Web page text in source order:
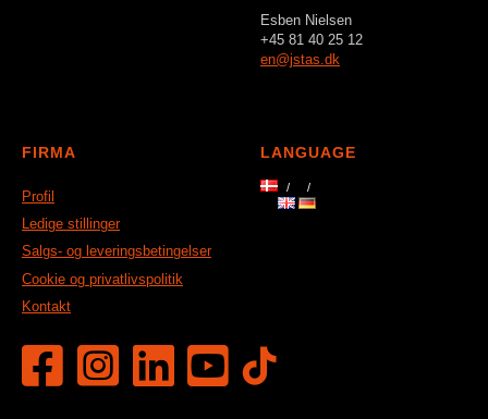
Esben Nielsen
+45 81 40 25 12
en@jstas.dk
FIRMA
Profil
Ledige stillinger
Salgs- og leveringsbetingelser
Cookie og privatlivspolitik
Kontakt
LANGUAGE